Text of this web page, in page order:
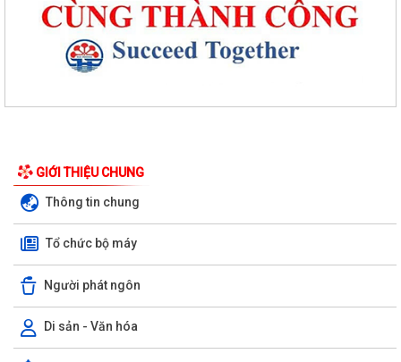
GIỚI THIỆU CHUNG
Thông tin chung
Tổ chức bộ máy
Người phát ngôn
Di sản - Văn hóa
Quyết định kiện toàn Tổ hướng dẫn và đồng hành hỗ trợ giải quyết thủ
tục hành chính cho người dân...
Quyết định về việc thành lập Ban Chỉ đạo triển khai Đợt cao điểm "90
ngày tăng tốc - Về đích khám...
Thông báo về việc công bố thủ tục hành chính ban hành mới, được sửa
đổi, bổ sung thuộc phạm vi chức...
Quyết định về việc thu hồi Giấy chứng nhận đủ điều kiện kinh doanh